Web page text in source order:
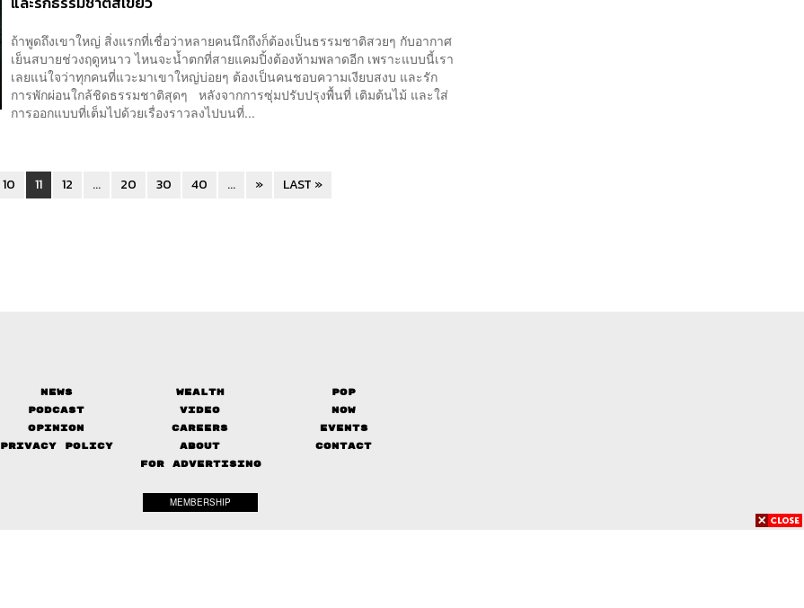
ถ้าพูดถึงเขาใหญ่ สิ่งแรกที่เชื่อว่าหลายคนนึกถึงก็ต้องเป็นธรรมชาติสวยๆ กับอากาศ
เย็นสบายช่วงฤดูหนาว ไหนจะน้ำตกที่สายแคมปิ้งต้องห้ามพลาดอีก เพราะแบบนี้เรา
เลยแน่ใจว่าทุกคนที่แวะมาเขาใหญ่บ่อยๆ ต้องเป็นคนชอบความเงียบสงบ และรัก
การพักผ่อนใกล้ชิดธรรมชาติสุดๆ หลังจากการซุ่มปรับปรุงพื้นที่ เติมต้นไม้ และใส่
การออกแบบที่เต็มไปด้วยเรื่องราวลงไปบนที่...
10 11 12 ... 20 30 40 ... » LAST »
News Wealth
Pop
Podcast
Video
Now
Opinion
Careers
Events
Privacy Policy
About
Contact
FOR ADVERTISING
MEMBERSHIP